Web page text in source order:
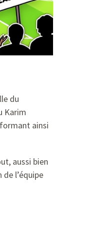
du
Karim
ainsi
aussi bien
l’équipe